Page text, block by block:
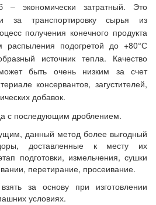
– экономически затратный. Это
за транспортировку сырья из
получения конечного продукта
распыления подогретой до +80°С
источник тепла. Качество
быть очень низким за счет
консервантов, загустителей,
добавок.
с последующим дроблением.
данный метод более выгодный
доставленные к месту их
подготовки, измельчения, сушки
перетирание, просеивание.
за основу при изготовлении
условиях.